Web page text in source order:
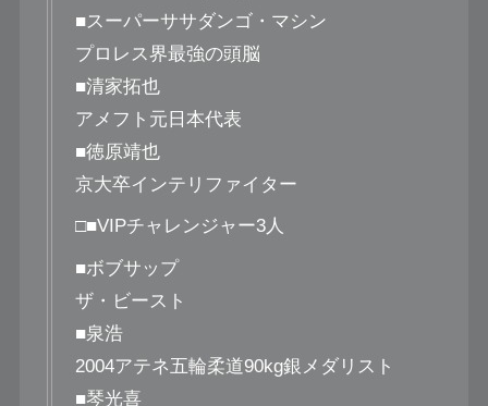
■スーパーササダンゴ・マシン
プロレス界最強の頭脳
■清家拓也
アメフト元日本代表
■徳原靖也
京大卒インテリファイター
□■VIPチャレンジャー3人
■ボブサップ
ザ・ビースト
■泉浩
2004アテネ五輪柔道90kg銀メダリスト
■琴光喜